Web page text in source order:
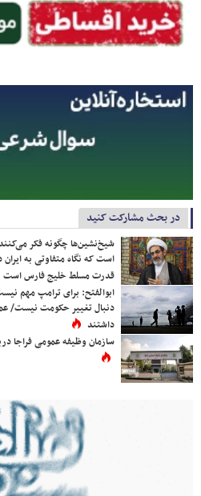
در بحث مشارکت کنید
شیخ‌نشین‌ها چگونه فکر
است که نگاه متفاوتی به
قدرت مسلط خلیج فارس است
ابوالفتح: برای ترامپ مهم
دنبال تغییر حکومت نیست/
داشتند
سازمان وظیفه عمومی فراجا